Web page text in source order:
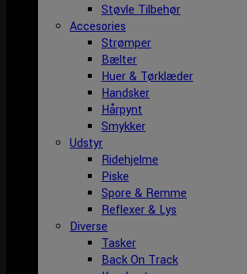
Støvle Tilbehør
Accesories
Strømper
Bælter
Huer & Tørklæder
Handsker
Hårpynt
Smykker
Udstyr
Ridehjelme
Piske
Spore & Remme
Reflexer & Lys
Diverse
Tasker
Back On Track